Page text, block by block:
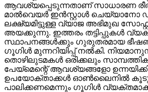
ആവശ്യപ്പെടുന്നതാണ് സാധാരണ
മാല്‍വെയര്‍ ഇന്‍സ്റ്റാള്‍ ചെയ്യാനോ
ലക്ഷ്യമിട്ടുള്ള വ്യാജ അഭിമുഖ
അയക്കുന്നു. ഇത്തരം തട്ടിപ്പുകള്‍
സ്ഥാപനങ്ങള്‍ക്കും ഗുരുതരമായ
ഗൂഗിള്‍ മുന്നറിയിപ്പ് നല്‍കി.
തൊഴിലുടമകള്‍ ഒരിക്കലും
പേയ്‌മെന്റെ് ആവശ്യങ്ങളോ
ഉപയോക്താക്കള്‍ ഓണ്‍ലൈനില്‍
പാലിക്കണമെന്നും ഗൂഗിള്‍